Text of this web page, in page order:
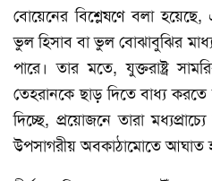
বোয়েনের বিশ্লেষণে বলা
ভুল হিসাব বা ভুল বোঝাবুঝির
পারে। তার মতে, যুক্তরাষ্ট্র
তেহরানকে ছাড় দিতে বাধ্য
দিচ্ছে, প্রয়োজনে তারা
উপসাগরীয় অবকাঠামোতে আঘাত